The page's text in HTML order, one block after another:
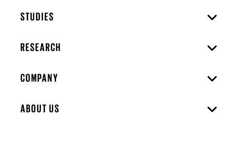
STUDIES
RESEARCH
COMPANY
ABOUT US